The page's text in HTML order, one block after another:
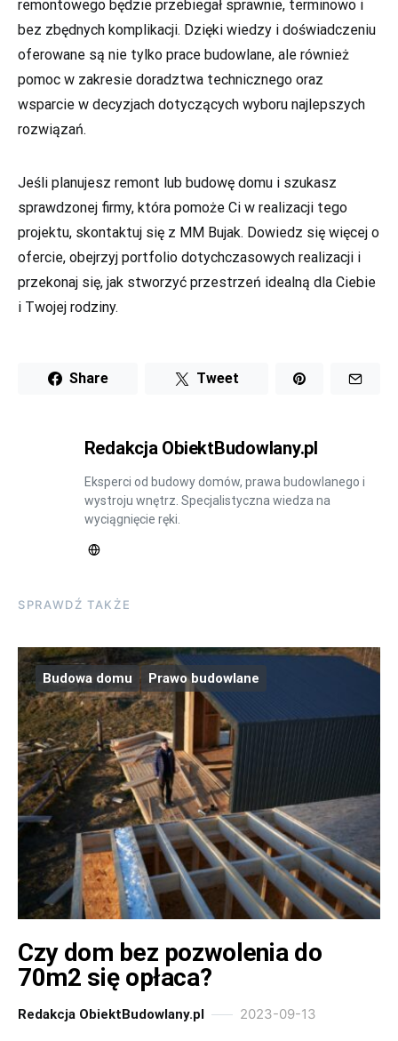
remontowego będzie przebiegał sprawnie, terminowo i
bez zbędnych komplikacji. Dzięki wiedzy i doświadczeniu
oferowane są nie tylko prace budowlane, ale również
pomoc w zakresie doradztwa technicznego oraz
wsparcie w decyzjach dotyczących wyboru najlepszych
rozwiązań.
Jeśli planujesz remont lub budowę domu i szukasz
sprawdzonej firmy, która pomoże Ci w realizacji tego
projektu, skontaktuj się z MM Bujak. Dowiedz się więcej o
ofercie, obejrzyj portfolio dotychczasowych realizacji i
przekonaj się, jak stworzyć przestrzeń idealną dla Ciebie
i Twojej rodziny.
Share Tweet
Redakcja ObiektBudowlany.pl
Eksperci od budowy domów, prawa budowlanego i
wystroju wnętrz. Specjalistyczna wiedza na
wyciągnięcie ręki.
SPRAWDŹ TAKŻE
Budowa domu Prawo budowlane
Czy dom bez pozwolenia do
70m2 się opłaca?
Redakcja ObiektBudowlany.pl 2023-09-13